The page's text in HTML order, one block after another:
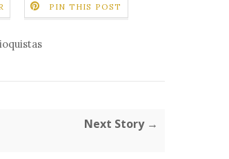
PIN THIS POST
Next Story →